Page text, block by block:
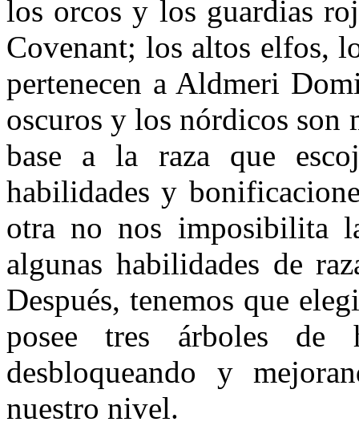
los orcos y los guardias
Covenant; los altos elfos,
pertenecen a Aldmeri
oscuros y los nórdicos son
base a la raza que
habilidades y
otra no nos imposibilita
algunas habilidades de
Después, tenemos que
posee tres árboles de
desbloqueando y
nuestro nivel.